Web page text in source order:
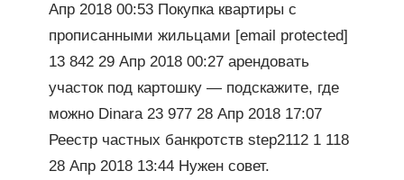
Апр 2018 00:53 Покупка квартиры с
прописанными жильцами [email protected]
13 842 29 Апр 2018 00:27 арендовать
участок под картошку — подскажите, где
можно Dinara 23 977 28 Апр 2018 17:07
Реестр частных банкротств step2112 1 118
28 Апр 2018 13:44 Нужен совет.